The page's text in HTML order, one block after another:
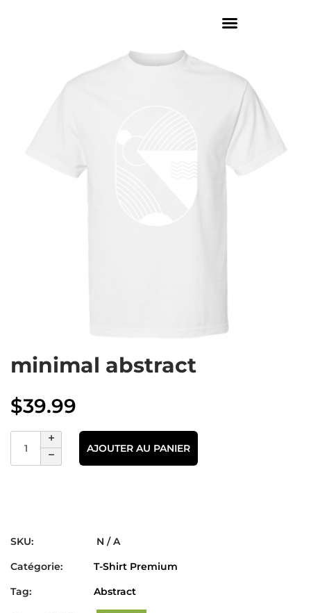
minimal abstract
$39.99
AJOUTER AU PANIER
SKU:
N / A
Catégorie:
T-Shirt Premium
Tag:
Abstract